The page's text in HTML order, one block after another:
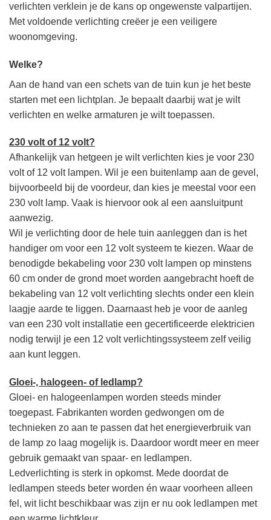
verlichten verklein je de kans op ongewenste valpartijen.
Met voldoende verlichting creëer je een veiligere
woonomgeving.
Welke?
Aan de hand van een schets van de tuin kun je het beste
starten met een lichtplan. Je bepaalt daarbij wat je wilt
verlichten en welke armaturen je wilt toepassen.
230 volt of 12 volt?
Afhankelijk van hetgeen je wilt verlichten kies je voor 230
volt of 12 volt lampen. Wil je een buitenlamp aan de gevel,
bijvoorbeeld bij de voordeur, dan kies je meestal voor een
230 volt lamp. Vaak is hiervoor ook al een aansluitpunt
aanwezig.
Wil je verlichting door de hele tuin aanleggen dan is het
handiger om voor een 12 volt systeem te kiezen. Waar de
benodigde bekabeling voor 230 volt lampen op minstens
60 cm onder de grond moet worden aangebracht hoeft de
bekabeling van 12 volt verlichting slechts onder een klein
laagje aarde te liggen. Daarnaast heb je voor de aanleg
van een 230 volt installatie een gecertificeerde elektricien
nodig terwijl je een 12 volt verlichtingssysteem zelf veilig
aan kunt leggen.
Gloei-, halogeen- of ledlamp?
Gloei- en halogeenlampen worden steeds minder
toegepast. Fabrikanten worden gedwongen om de
technieken zo aan te passen dat het energieverbruik van
de lamp zo laag mogelijk is. Daardoor wordt meer en meer
gebruik gemaakt van spaar- en ledlampen.
Ledverlichting is sterk in opkomst. Mede doordat de
ledlampen steeds beter worden én waar voorheen alleen
fel, wit licht beschikbaar was zijn er nu ook ledlampen met